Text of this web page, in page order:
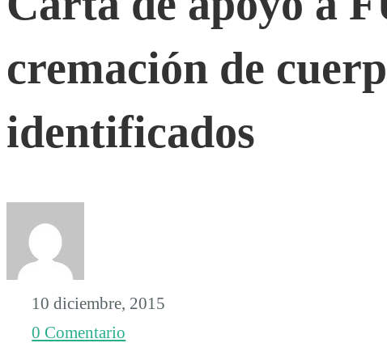
a
FUNDEJ
contra
la
cremación
cremación de
identificados
10 diciembre, 2015
0 Comentario